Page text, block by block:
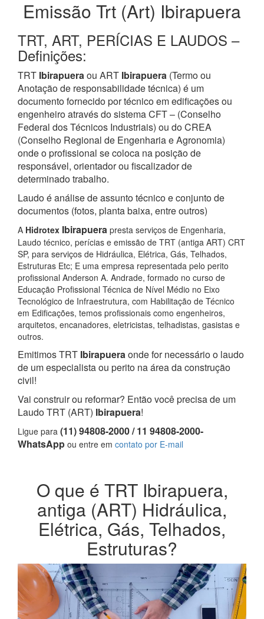
Emissão Trt (Art) Ibirapuera
TRT, ART, PERÍCIAS E LAUDOS –
Definições:
TRT Ibirapueraou ART Ibirapuera (Termo ou
Anotação de responsabilidade técnica) é um
documento fornecido por técnico em edificações ou
engenheiro através do sistema CFT – (Conselho
Federal dos Técnicos Industriais) ou do CREA
(Conselho Regional de Engenharia e Agronomia)
onde o profissional se coloca na posição de
responsável, orientador ou fiscalizador de
determinado trabalho.
Laudo é análise de assunto técnico e conjunto de
documentos (fotos, planta baixa, entre outros)
A Hidrotex Ibirapuera presta serviços de Engenharia,
Laudo técnico, perícias e emissão de TRT (antiga ART) CRT
SP, para serviços de Hidráulica, Elétrica, Gás, Telhados,
Estruturas Etc; E uma empresa representada pelo perito
profissional Anderson A. Andrade, formado no curso de
Educação Profissional Técnica de Nível Médio no Eixo
Tecnológico de Infraestrutura, com Habilitação de Técnico
em Edificações, temos profissionais como engenheiros,
arquitetos, encanadores, eletricistas, telhadistas, gasistas e
outros.
Emitimos TRT Ibirapueraonde for necessário o laudo
de um especialista ou perito na área da construção
civil!
Vai construir ou reformar? Então você precisa de um
Laudo TRT (ART) Ibirapuera!
Ligue para (11) 94808-2000 / 11 94808-2000-
WhatsApp ou entre em contato por E-mail
O que é TRT Ibirapuera,
antiga (ART) Hidráulica,
Elétrica, Gás, Telhados,
Estruturas?